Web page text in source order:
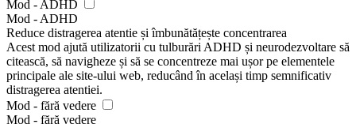
Mod - ADHD
Mod - ADHD
Reduce distragerea atentie și îmbunătățește concentrarea
Acest mod ajută utilizatorii cu tulburări ADHD și neurodezvoltare să
citească, să navigheze și să se concentreze mai ușor pe elementele
principale ale site-ului web, reducând în același timp semnificativ
distragerea atentiei.
Mod - fără vedere
Mod - fără vedere